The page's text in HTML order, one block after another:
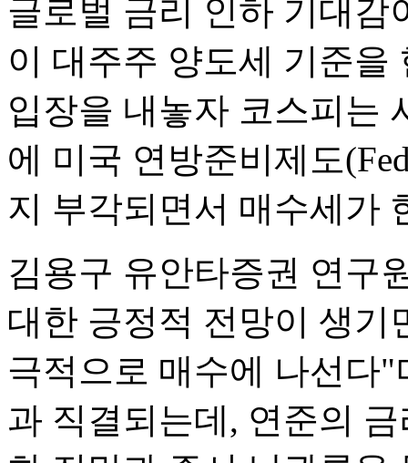
글로벌 금리 인하 기대감
이 대주주 양도세 기준을
입장을 내놓자 코스피는
에 미국 연방준비제도
지 부각되면서 매수세가
김용구 유안타증권 연구
대한 긍정적 전망이 생기
극적으로 매수에 나선다
과 직결되는데, 연준의